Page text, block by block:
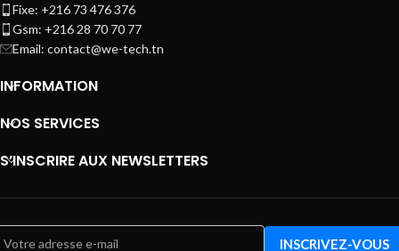
Fixe: +216 73 476 376
Gsm: +216 28 70 70 77
Email: contact@we-tech.tn
INFORMATION
NOS SERVICES
S’INSCRIRE AUX NEWSLETTERS